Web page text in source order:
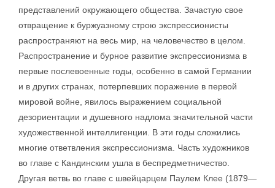
представлений окружающего общества. Зачастую свое
отвращение к буржуазному строю экспрессионисты
распространяют на весь мир, на человечество в целом.
Распространение и бурное развитие экспрессионизма в
первые послевоенные годы, особенно в самой Германии
и в других странах, потерпевших поражение в первой
мировой войне, явилось выражением социальной
дезориентации и душевного надлома значительной части
художественной интеллигенции. В эти годы сложились
многие ответвления экспрессионизма. Часть художников
во главе с Кандинским ушла в беспредметничество.
Другая ветвь во главе с швейцарцем Паулем Клее (1879—